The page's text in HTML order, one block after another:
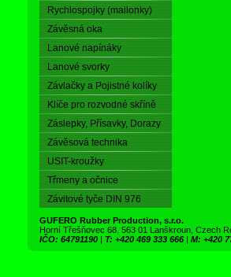
Rychlospojky (mailonky)
Závěsná oka
Lanové napínáky
Lanové svorky
Závlačky a Pojistné kolíky
Klíče pro rozvodné skříně
Záslepky, Přísavky, Dorazy
Závěsová technika
USIT-kroužky
Třmeny a očnice
Závitové tyče DIN 976
GUFERO Rubber Production, s.r.o.
Horní Třešňovec 68, 563 01 Lanškroun, Czech
IČO: 64791190 | T: +420 469 333 666 | M: +420